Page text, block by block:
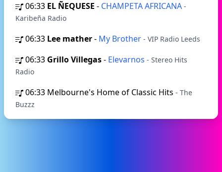
06:33 EL ÑEQUESE - CHAMPETA AFRICANA -
Karibeña Radio
06:33 Lee mather- My Brother - VIP Radio Leeds
06:33 Grillo Villegas- Elevarnos - Stereo Hits
Radio
06:33 Melbourne's Home of Classic Hits - The
Buzzz